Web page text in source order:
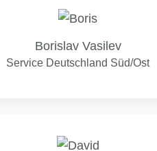
Vasilev
Borislav Vasilev
Service Deutschland Süd/Ost
Rupke